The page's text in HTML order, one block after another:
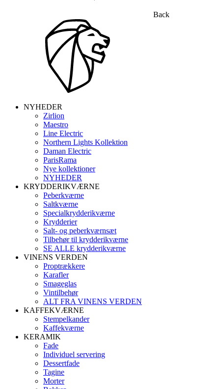
Back
NYHEDER
Zirlion
Maestro
Line Electric
Northern Lights Kollektion
Daman Electric
ParisRama
Nye kollektioner
NYHEDER
KRYDDERIKVÆRNE
Peberkværne
Saltkværne
Specialkrydderikværne
Krydderier
Salt- og peberkværnsæt
Tilbehør til krydderikværne
SE ALLE krydderikværne
VINENS VERDEN
Proptrækkere
Karafler
Smageglas
Vintilbehør
ALT FRA VINENS VERDEN
KAFFEKVÆRNE
Stempelkander
Kaffekværne
KERAMIK
Fade
Individuel servering
Dessertfade
Tagine
Morter